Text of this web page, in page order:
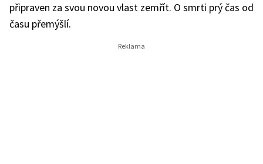
připraven za svou novou vlast zemřít. O smrti prý čas od
času přemýšlí.